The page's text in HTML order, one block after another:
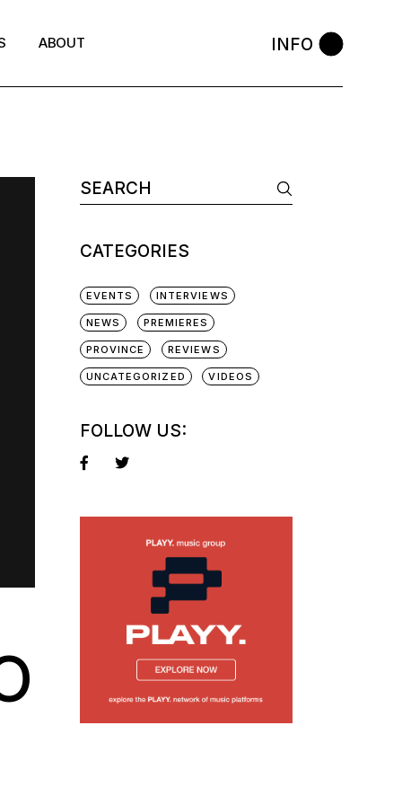
ABOUT INFO
CATEGORIES
EVENTS INTERVIEWS
NEWS PREMIERES
PROVINCE REVIEWS
UNCATEGORIZED VIDEOS
FOLLOW US: